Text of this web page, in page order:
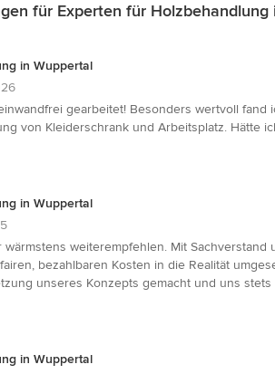
für Experten für Holzbehandlung
in Wuppertal
gearbeitet! Besonders wertvoll
von Kleiderschrank und Arbeitsplatz. Hätte
in Wuppertal
wärmstens weiterempfehlen. Mit
bezahlbaren Kosten in die Realität
unseres Konzepts gemacht und uns
in Wuppertal